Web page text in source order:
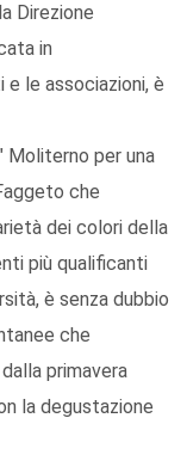
Direzione
in
e le associazioni, è
Moliterno per una
che
dei colori della
più qualificanti
è senza dubbio
che
primavera
la degustazione